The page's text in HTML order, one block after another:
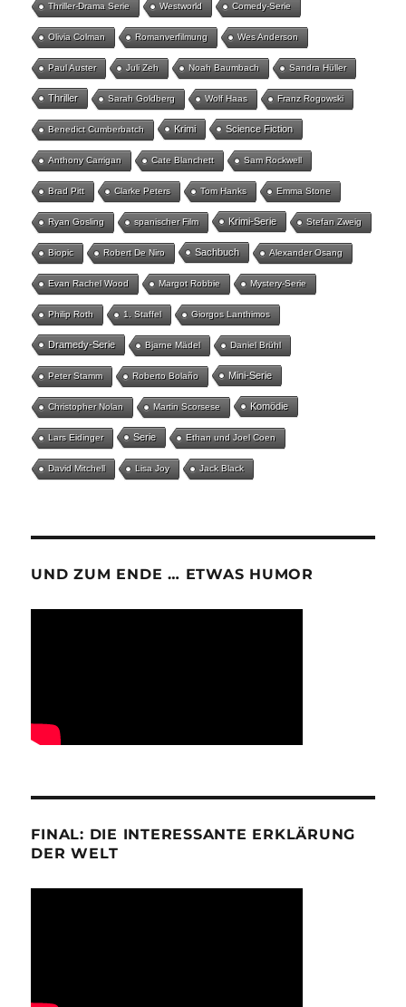
Thriller-Drama Serie Westworld Comedy-Serie
Olivia Colman Romanverfilmung Wes Anderson
Paul Auster Juli Zeh Noah Baumbach Sandra Hüller
Thriller Sarah Goldberg Wolf Haas Franz Rogowski
Benedict Cumberbatch Krimi Science Fiction
Anthony Carrigan Cate Blanchett Sam Rockwell
Brad Pitt Clarke Peters Tom Hanks Emma Stone
Ryan Gosling spanischer Film Krimi-Serie Stefan Zweig
Biopic Robert De Niro Sachbuch Alexander Osang
Evan Rachel Wood Margot Robbie Mystery-Serie
Philip Roth 1. Staffel Giorgos Lanthimos
Dramedy-Serie Bjarne Mädel Daniel Brühl
Peter Stamm Roberto Bolaño Mini-Serie
Christopher Nolan Martin Scorsese Komödie
Lars Eidinger Serie Ethan und Joel Coen
David Mitchell Lisa Joy Jack Black
UND ZUM ENDE … ETWAS HUMOR
FINAL: DIE INTERESSANTE ERKLÄRUNG
DER WELT